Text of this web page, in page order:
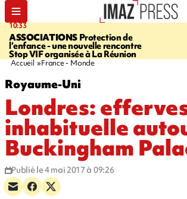
10:33
ASSOCIATIONSProtection de
l’enfance - une nouvelle rencontre
Stop VIF organisée à La Réunion
Accueil France - Monde
Royaume-Uni
Londres:
inhabituelle
Buckingham
Publié le 4 mai 2017 à 09:26